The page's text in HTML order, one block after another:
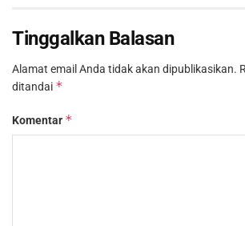
Tinggalkan Balasan
Alamat email Anda tidak akan dipublikasikan.
ditandai *
Komentar *